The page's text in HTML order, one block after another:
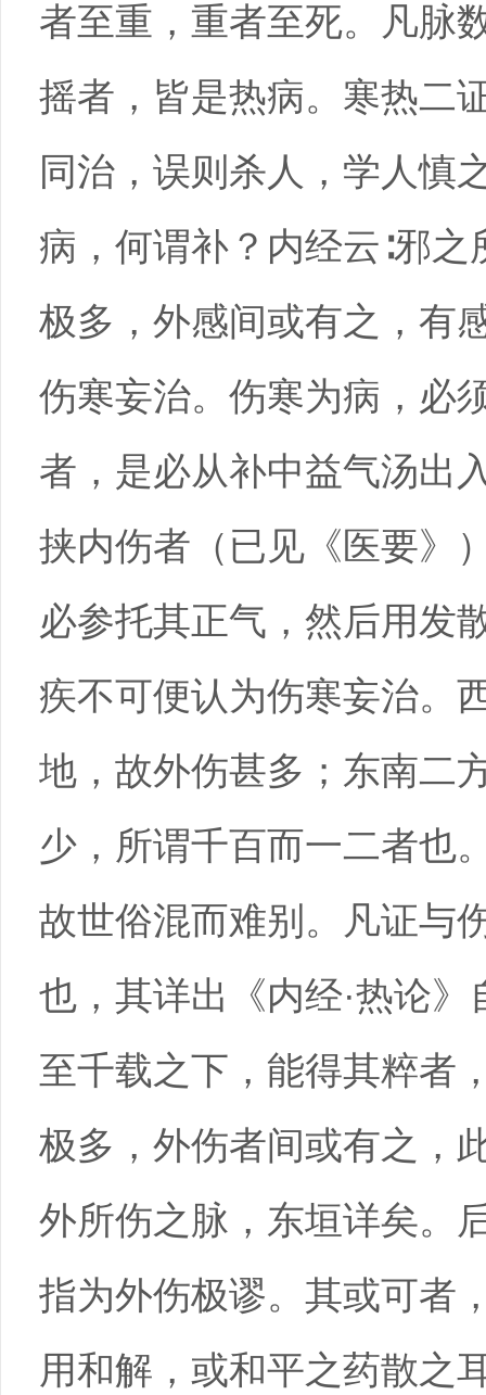
者至重，重者至死。凡脉
摇者，皆是热病。寒热二
同治，误则杀人，学人慎
病，何谓补？内经云∶邪
极多，外感间或有之，有
伤寒妄治。伤寒为病，必
者，是必从补中益气汤出
挟内伤者（已见《医要》
必参托其正气，然后用发
疾不可便认为伤寒妄治。
地，故外伤甚多；东南二
少，所谓千百而一二者也
故世俗混而难别。凡证与
也，其详出《内经·热论
至千载之下，能得其粹者
极多，外伤者间或有之，
外所伤之脉，东垣详矣。
指为外伤极谬。其或可者
用和解，或和平之药散之